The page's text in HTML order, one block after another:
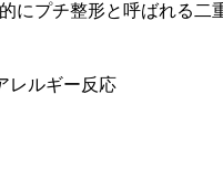
にプチ整形と呼ばれる二
レルギー反応